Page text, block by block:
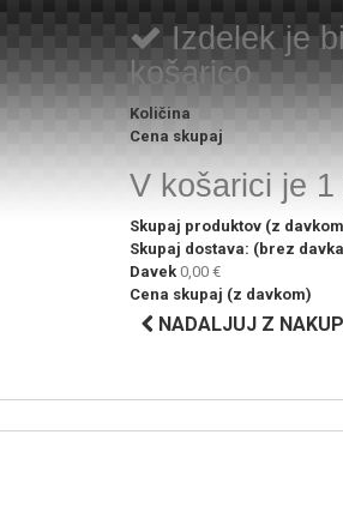
Izdelek je
košarico
Količina
Cena skupaj
V košarici je 1
Skupaj produktov (z
Skupaj dostava: (brez
Davek 0,00 €
Cena skupaj (z davkom)
NADALJUJ Z